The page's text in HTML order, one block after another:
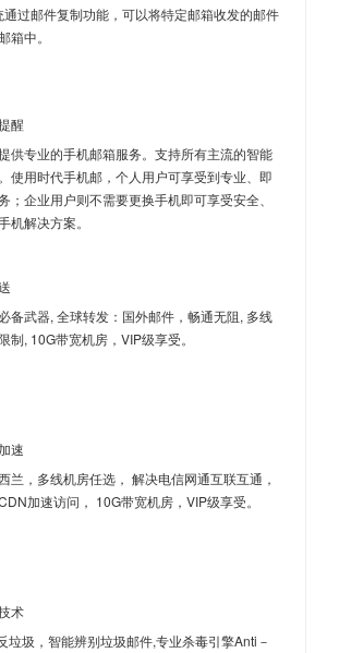
过邮件复制功能，可以将特定邮箱收发的邮件
箱中。
醒
供专业的手机邮箱服务。支持所有主流的智能
使用时代手机邮，个人用户可享受到专业、即
；企业用户则不需要更换手机即可享受安全、
机解决方案。
备武器, 全球转发：国外邮件，畅通无阻, 多线
制, 10G带宽机房，VIP级享受。
速
兰，多线机房任选， 解决电信网通互联互通，
加速访问， 10G带宽机房，VIP级享受。
术
垃圾，智能辨别垃圾邮件,专业杀毒引擎Anti－